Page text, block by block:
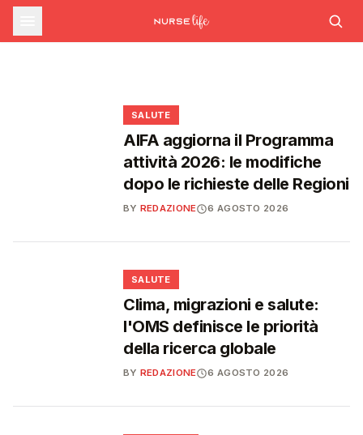
farmaceutica supera i 39 miliardi,
boom di farmaci per diabete e
Ondata di calore in lieve calo: il 7 agosto 26
città da bollino rosso, il giorno dopo
SALUTE
Emergenza caldo: il numero 1500 supera le
SALUTE
AIFA aggiorna il Programma
attività 2026: le modifiche
dopo le richieste delle Regioni
BY REDAZIONE 6 AGOSTO 2026
SALUTE
Clima, migrazioni e salute:
l'OMS definisce le priorità
della ricerca globale
BY REDAZIONE 6 AGOSTO 2026